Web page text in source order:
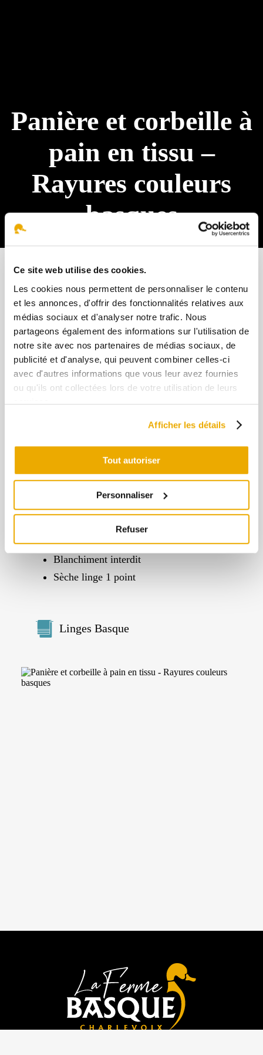
Ce site web utilise des cookies.
Les cookies nous permettent de personnaliser le contenu
et les annonces, d'offrir des fonctionnalités relatives aux
médias sociaux et d'analyser notre trafic. Nous
partageons également des informations sur l'utilisation de
notre site avec nos partenaires de médias sociaux, de
publicité et d'analyse, qui peuvent combiner celles-ci
avec d'autres informations que vous leur avez fournies
ou qu'ils ont collectées lors de votre utilisation de leurs
services.
Afficher les détails
Tout autoriser
Personnaliser
Refuser
Panière et corbeille à
pain en tissu –
Rayures couleurs
basques
Panière et corbeille à pain en tissu
– Rayures couleurs basques
+
-
Ajouter au panier
Composition : coton peigné
Entretien
Lavage 60 degrés
Nettoyage à sec interdit
Repassage 3 points
Blanchiment interdit
Sèche linge 1 point
Linges Basque